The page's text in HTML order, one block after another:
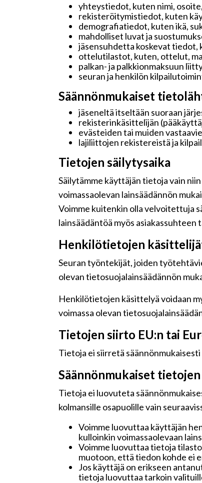
yhteystiedot, kuten nimi,
rekisteröitymistiedot, kuten
demografiatiedot, kuten ikä,
mahdolliset luvat ja
jäsensuhdetta koskevat
ottelutilastot, kuten, ottelut,
palkan- ja palkkionmaksuun
seuran ja henkilön
Säännönmukaiset
jäseneltä itseltään suoraan
rekisterinkäsittelijän
evästeiden tai muiden
lajiliittojen rekistereistä ja
Tietojen säilytysaika
Säilytämme käyttäjän tietoja vain
voimassaolevan lainsäädännön
Voimme kuitenkin olla velvoitettuja
lainsäädäntöä myös
Henkilötietojen
Seuran työntekijät, joiden
olevan tietosuojalainsäädännön
Henkilötietojen käsittelyä voidaan
voimassa olevan
Tietojen siirto EU:n tai
Tietoja ei siirretä
Säännönmukaiset
Tietoja ei luovuteta
kolmansille osapuolille vain
Voimme luovuttaa käyttäjän
kulloinkin voimassaolevaan
Voimme luovuttaa tietoja
muotoon, että tiedon kohde ei
Jos käyttäjä on erikseen
tietoja luovuttaa tarkoin